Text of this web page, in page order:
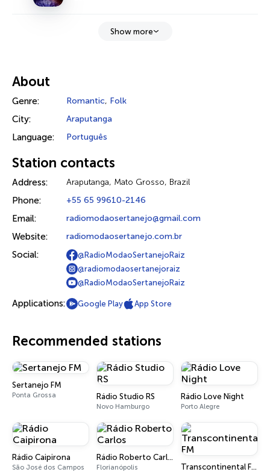
Show more
About
Genre: Romantic, Folk
City: Araputanga
Language: Português
Station contacts
Address: Araputanga, Mato Grosso, Brazil
Phone: +55 65 99610-2146
Email: radiomodaosertanejo@gmail.com
Website: radiomodaosertanejo.com.br
Social:
@RadioModaoSertanejoRaiz
@radiomodaosertanejoraiz
@RadioModaoSertanejoRaiz
Applications: Google Play App Store
Recommended stations
Sertanejo FM
Ponta Grossa Rádio Studio RS
Novo Hamburgo
Rádio Love Night
Porto Alegre
Rádio Caipirona
São José dos Campos
Rádio Roberto Carlos
Florianópolis Transcontinental FM